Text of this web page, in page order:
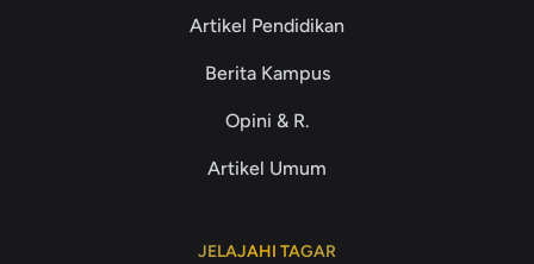
Artikel Pendidikan
Berita Kampus
Opini & R.
Artikel Umum
JELAJAHI TAGAR